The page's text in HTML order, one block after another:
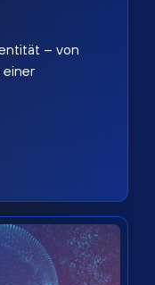
– von
einer